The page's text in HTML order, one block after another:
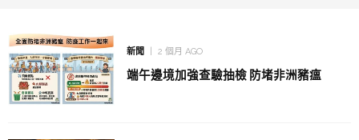
新聞 2 個月 AGO
端午邊境加強查驗抽檢 防堵非洲豬瘟